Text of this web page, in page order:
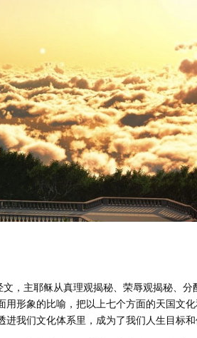
，主耶稣从真理观揭秘、荣辱观揭秘、分
形象的比喻，把以上七个方面的天国文
我们文化体系里，成为了我们人生目标和